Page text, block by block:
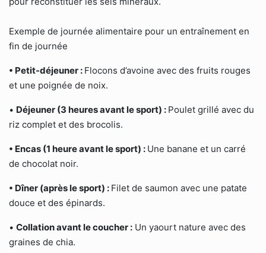
Exemple de journée alimentaire pour un entraînement en
fin de journée
• Petit-déjeuner : Flocons d’avoine avec des fruits rouges
et une poignée de noix.
• Déjeuner (3 heures avant le sport) : Poulet grillé avec du
riz complet et des brocolis.
• Encas (1 heure avant le sport) : Une banane et un carré
de chocolat noir.
• Dîner (après le sport) : Filet de saumon avec une patate
douce et des épinards.
• Collation avant le coucher : Un yaourt nature avec des
graines de chia.